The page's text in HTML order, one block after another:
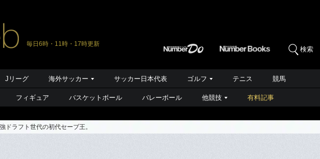
毎日6時・11時・17時更新
検索
Jリーグ 海外サッカー サッカー日本代表 ゴルフ テニス 競馬
フィギュア バスケットボール バレーボール 他競技 有料記事
ドラフト世代の初代セーブ王。